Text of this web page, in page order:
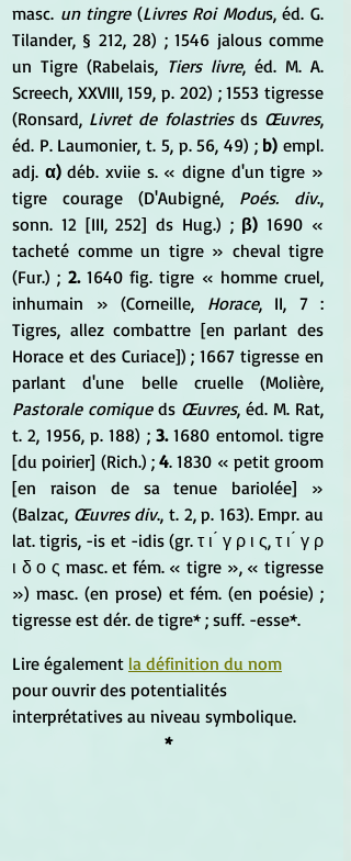
masc. un tingre (Livres Roi Modus, éd. G.
Tilander, § 212, 28) ; 1546 jalous comme
un Tigre (Rabelais, Tiers livre, éd. M. A.
Screech, XXVIII, 159, p. 202) ; 1553 tigresse
(Ronsard, Livret de folastries ds Œuvres,
éd. P. Laumonier, t. 5, p. 56, 49) ; b) empl.
adj. α) déb. xviie s. « digne d'un tigre »
tigre courage (D'Aubigné, Poés. div.,
sonn. 12 [III, 252] ds Hug.) ; β) 1690 «
tacheté comme un tigre » cheval tigre
(Fur.) ; 2. 1640 fig. tigre « homme cruel,
inhumain » (Corneille, Horace, II, 7 :
Tigres, allez combattre [en parlant des
Horace et des Curiace]) ; 1667 tigresse en
Pastorale comique ds Œuvres, éd. M. Rat,
t. 2, 1956, p. 188) ; 3. 1680 entomol. tigre
[du poirier] (Rich.) ; 4. 1830 « petit groom
[en raison de sa tenue bariolée] »
(Balzac, Œuvres div., t. 2, p. 163). Empr. au
lat. tigris, -is et -idis (gr. τ ι ́ γ ρ ι ς, τ ι ́ γ ρ
ι δ ο ς masc. et fém. « tigre », « tigresse
») masc. (en prose) et fém. (en poésie) ;
tigresse est dér. de tigre* ; suff. -esse*.
Lire également la définition du nom
pour ouvrir des potentialités
interprétatives au niveau symbolique.
*